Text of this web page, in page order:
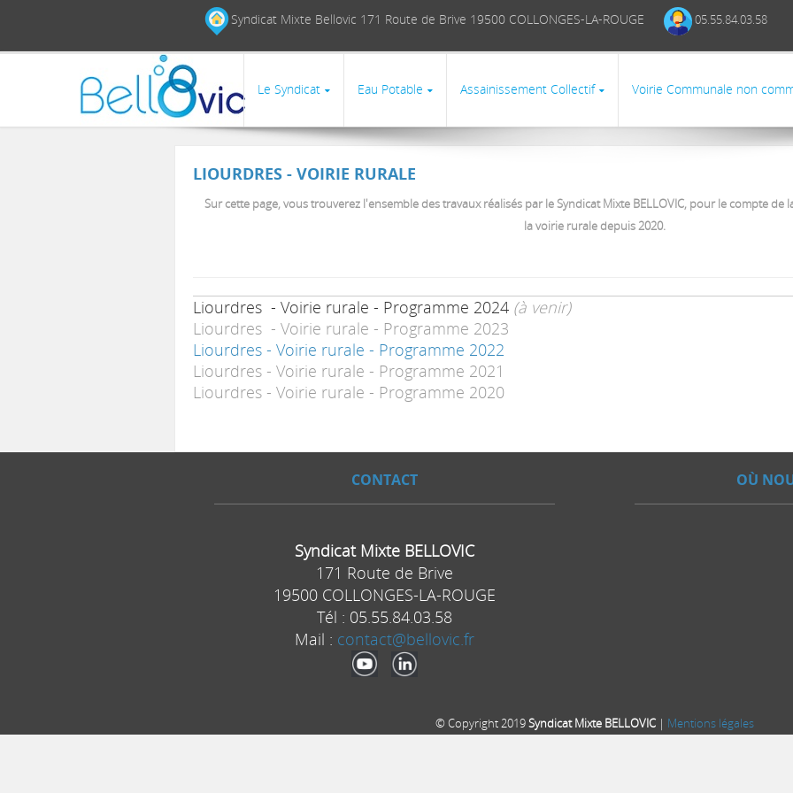
Syndicat Mixte Bellovic 171 Route de Brive 19500 COLLONGES-LA-ROUGE 05.55.84.03.58
Le Syndicat Eau Potable Assainissement Collectif Voirie Communale non
LIOURDRES - VOIRIE RURALE
Sur cette page, vous trouverez l'ensemble des travaux réalisés par le Syndicat Mixte BELLOVIC, pour le compte de
la voirie rurale depuis 2020.
Liourdres - Voirie rurale - Programme 2024 (à venir)
Liourdres - Voirie rurale - Programme 2023
Liourdres - Voirie rurale - Programme 2022
Liourdres - Voirie rurale - Programme 2021
Liourdres - Voirie rurale - Programme 2020
CONTACT
Syndicat Mixte BELLOVIC
171 Route de Brive
19500 COLLONGES-LA-ROUGE
Tél : 05.55.84.03.58
Mail : contact@bellovic.fr
OÙ
© Copyright 2019Syndicat Mixte BELLOVIC | Mentions légales